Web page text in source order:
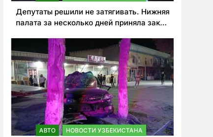
Депутаты решили не затягивать. Нижняя
палата за несколько дней приняла закон
нарушителей ПДД
АВТО НОВОСТИ УЗБЕКИСТАНА